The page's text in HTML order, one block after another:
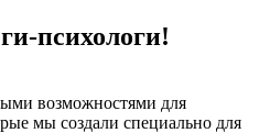
психологи!
возможностями для
мы создали специально для